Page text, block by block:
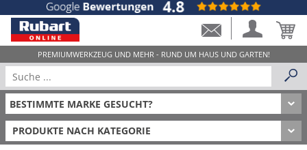
PRODUKTE NACH KATEGORIE